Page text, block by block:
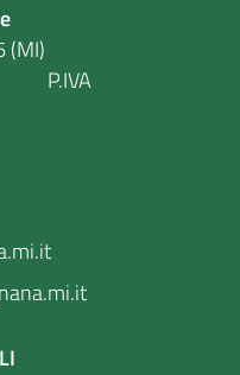
(MI)
P.IVA